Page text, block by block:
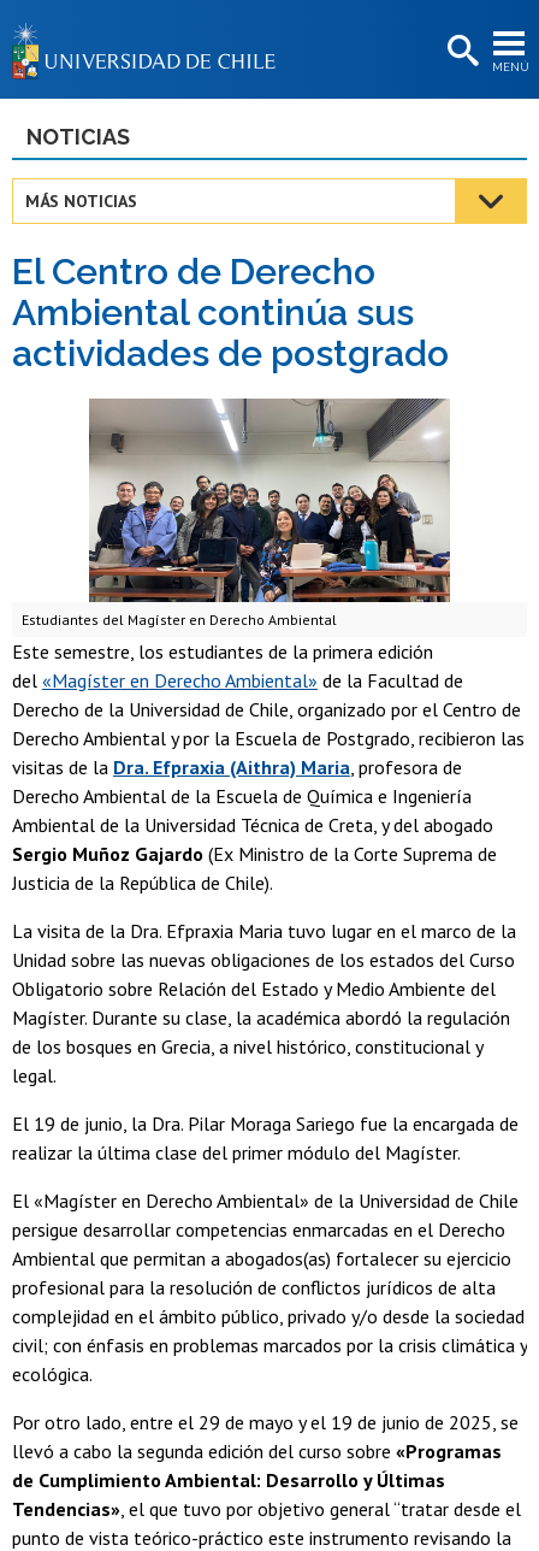
MENÚ
BIBLIOTECAS
Estudiantes
Académicas/os
Funcionarias/os
Egresadas/os
NOTICIAS
MÁS NOTICIAS
El Centro de Derecho
Ambiental continúa sus
actividades de postgrado
Estudiantes del Magíster en Derecho Ambiental
Este semestre, los estudiantes de la primera edición
del «Magíster en Derecho Ambiental» de la Facultad de
Derecho de la Universidad de Chile, organizado por el Centro de
Derecho Ambiental y por la Escuela de Postgrado, recibieron las
visitas de la Dra. Efpraxia (Aithra) Maria , profesora de
Derecho Ambiental de la Escuela de Química e Ingeniería
Ambiental de la Universidad Técnica de Creta, y del abogado
Sergio Muñoz Gajardo (Ex Ministro de la Corte Suprema de
Justicia de la República de Chile).
La visita de la Dra. Efpraxia Maria tuvo lugar en el marco de la
Unidad sobre las nuevas obligaciones de los estados del Curso
Obligatorio sobre Relación del Estado y Medio Ambiente del
Magíster. Durante su clase, la académica abordó la regulación
de los bosques en Grecia, a nivel histórico, constitucional y
legal.
El 19 de junio, la Dra. Pilar Moraga Sariego fue la encargada de
realizar la última clase del primer módulo del Magíster.
El «Magíster en Derecho Ambiental» de la Universidad de Chile
persigue desarrollar competencias enmarcadas en el Derecho
Ambiental que permitan a abogados(as) fortalecer su ejercicio
profesional para la resolución de conflictos jurídicos de alta
complejidad en el ámbito público, privado y/o desde la sociedad
civil; con énfasis en problemas marcados por la crisis climática y
ecológica.
Por otro lado, entre el 29 de mayo y el 19 de junio de 2025, se
llevó a cabo la segunda edición del curso sobre «Programas
de Cumplimiento Ambiental: Desarrollo y Últimas
Tendencias» , el que tuvo por objetivo general “tratar desde el
punto de vista teórico-práctico este instrumento revisando la